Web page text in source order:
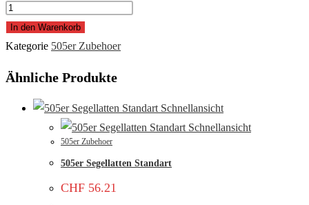
In den Warenkorb
Kategorie 505er Zubehoer
Ähnliche Produkte
Schnellansicht
Schnellansicht
505er Zubehoer
505er Segellatten Standart
CHF 56.21